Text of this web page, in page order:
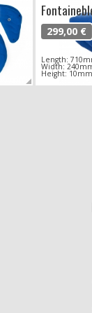
299,00 €
Length:
Width:
Height: 10mm